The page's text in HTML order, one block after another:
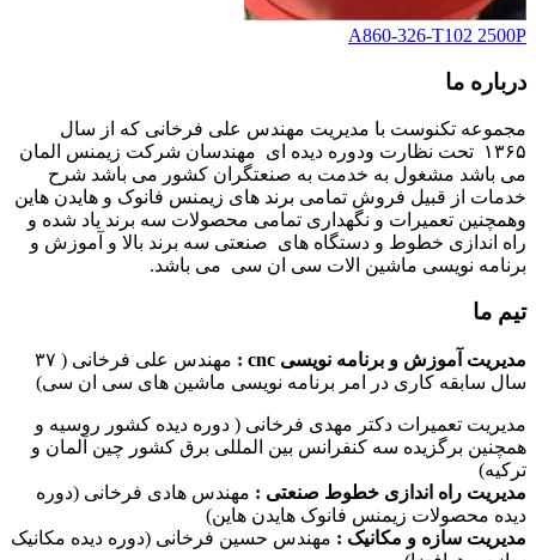
A860-326-T102 2500P
درباره ما
مجموعه تکنوست با مدیریت مهندس علی فرخانی که از سال
۱۳۶۵ تحت نظارت ودوره دیده ای مهندسان شرکت زیمنس المان
می باشد مشغول به خدمت به صنعتگران کشور می باشد شرح
خدمات از قبیل فروش تمامی برند های زیمنس فانوک و هایدن هاین
وهمچنین تعمیرات و نگهداری تمامی محصولات سه برند یاد شده و
راه اندازی خطوط و دستگاه های صنعتی سه برند بالا و آموزش و
برنامه نویسی ماشین الات سی ان سی می باشد.
تیم ما
مدیریت آموزش و برنامه نویسی cnc :
مهندس علی فرخانی ( ۳۷
سال سابقه کاری در امر برنامه نویسی ماشین های سی ان سی)
مدیریت تعمیرات دکتر مهدی فرخانی ( دوره دیده کشور روسیه و
همچنین برگزیده سه کنفرانس بین المللی برق کشور چین آلمان و
ترکیه)
مدیریت راه اندازی خطوط صنعتی : مهندس هادی فرخانی (دوره
دیده محصولات زیمنس فانوک هایدن هاین)
مدیریت سازه و مکانیک : مهندس حسین فرخانی (دوره دیده مکانیک